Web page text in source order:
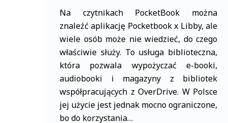
Na czytnikach PocketBook można
znaleźć aplikację Pocketbook x Libby, ale
wiele osób może nie wiedzieć, do czego
właściwie służy. To usługa biblioteczna,
która pozwala wypożyczać e-booki,
audiobooki i magazyny z bibliotek
współpracujących z OverDrive. W Polsce
jej użycie jest jednak mocno ograniczone,
bo do korzystania…